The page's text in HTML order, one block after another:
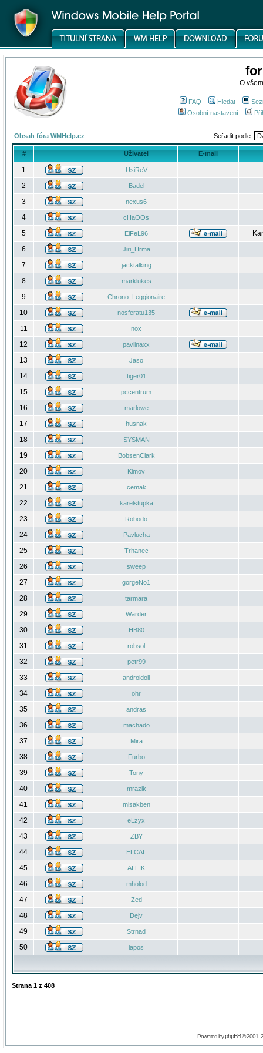
O
FAQ Hledat
Osobní nastavení
Obsah fóra WMHelp.cz Seřadit podle:
# Uživatel E-mail
1 UsiReV
2 Badel
3 nexus6
4 cHaOOs
5 EiFeL96
6
Jiri_Hrma
7 jacktalking
8 marklukes
9 Chrono_Leggionaire
10 nosferatu135
11 nox
12 pavlinaxx
13 Jaso
14 tiger01
15 pccentrum
16 marlowe
17 husnak
18 SYSMAN
19 BobsenClark
20 Kimov
21 cemak
22 karelstupka
23 Robodo
24 Pavlucha
25 Trhanec
26 sweep
27 gorgeNo1
28 tarmara
29 Warder
30 HB80
31 robsol
32 petr99
33 androidoll
34 ohr
35 andras
36 machado
37 Mira
38 Furbo
39 Tony
40 mrazik
41 misakben
42 eLzyx
43 ZBY
44 ELCAL
45 ALFIK
46 mholod
47 Zed
48 Dejv
49 Strnad
50 lapos
Strana 1 z 408
Powered byphpBB© 2001,